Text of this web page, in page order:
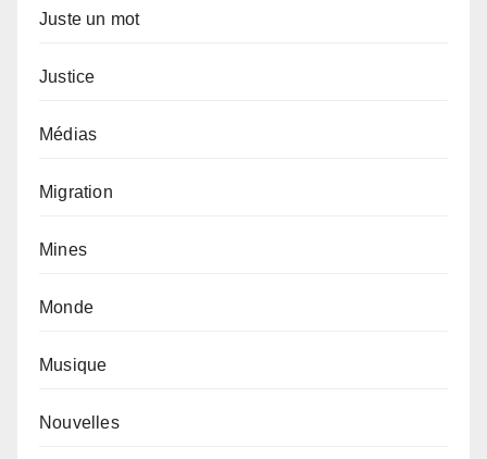
Juste un mot
Justice
Médias
Migration
Mines
Monde
Musique
Nouvelles